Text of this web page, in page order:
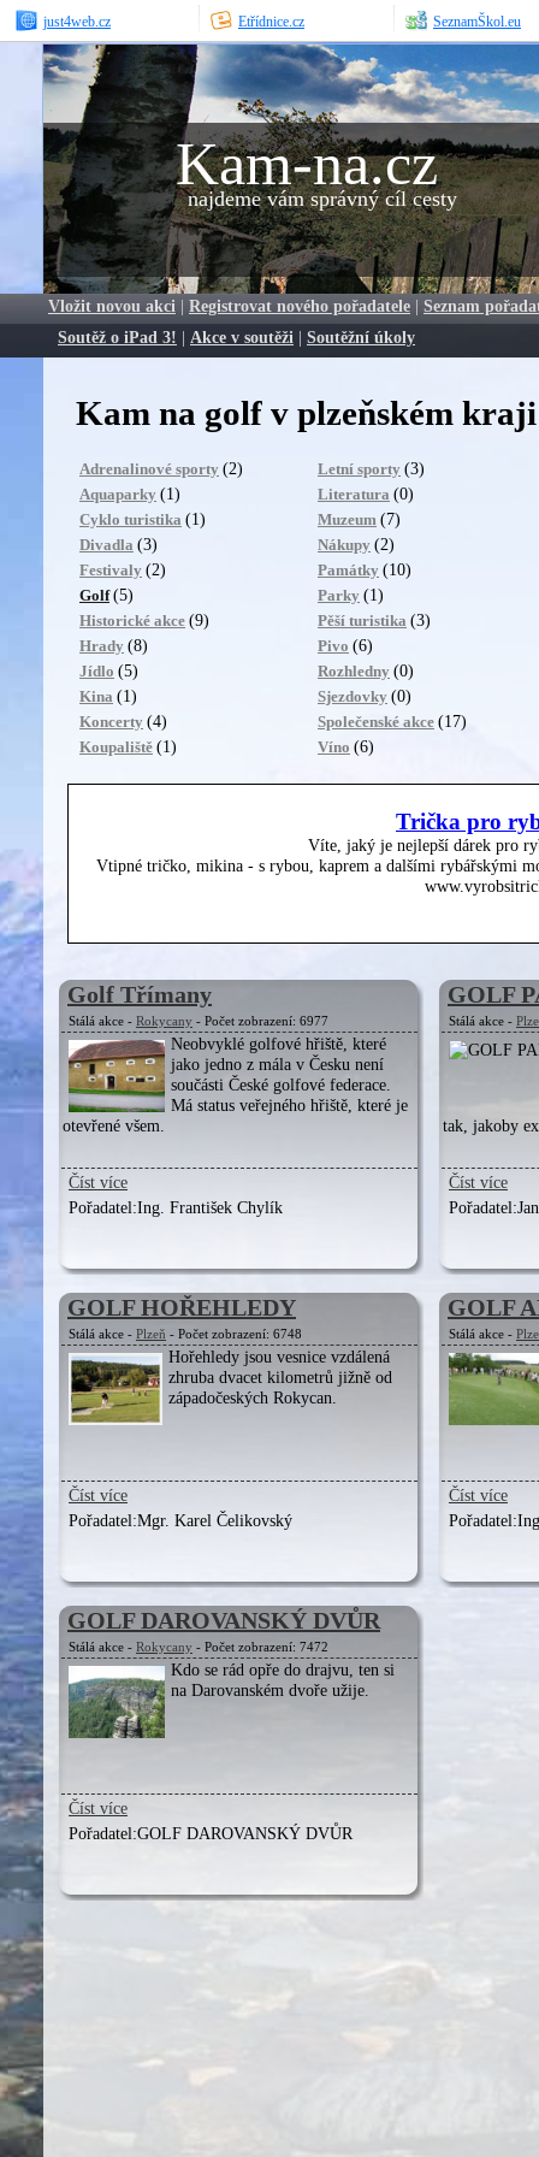
just4web.cz Etřídnice.cz SeznamŠkol.eu
Kam-na.cz
najdeme vám správný cíl cesty
Vložit novou akci | Registrovat nového pořadatele | Seznam
Soutěž o iPad 3! | Akce v soutěži | Soutěžní úkoly
Kam na golf v plzeňském kraji
Adrenalinové sporty (2)
Aquaparky (1)
Cyklo turistika (1)
Divadla (3)
Festivaly (2)
Golf (5)
Historické akce (9)
Hrady (8)
Jídlo (5)
Kina (1)
Koncerty (4)
Koupaliště (1)
Letní sporty (3)
Literatura (0)
Muzeum (7)
Nákupy (2)
Památky (10)
Parky (1)
Pěší turistika (3)
Pivo (6)
Rozhledny (0)
Sjezdovky (0)
Společenské akce (17)
Víno (6)
Trička pro
Víte, jaký je nejlepší dárek pro
Vtipné tričko, mikina - s rybou, kaprem a dalšími rybářskými
Golf Třímany
Stálá akce - Rokycany - Počet zobrazení: 6977
Neobvyklé golfové hřiště, které
jako jedno z mála v Česku není
součásti České golfové federace.
Má status veřejného hřiště, které je
otevřené všem.
Číst více
Pořadatel:Ing. František Chylík
GOLF
Stálá akce -
tak, jakoby
Číst více
Pořadatel:
GOLF HOŘEHLEDY
Stálá akce - Plzeň - Počet zobrazení: 6748
Hořehledy jsou vesnice vzdálená
zhruba dvacet kilometrů jižně od
západočeských Rokycan.
Číst více
Pořadatel:Mgr. Karel Čelikovský
GOLF
Stálá akce -
Číst více
Pořadatel:
GOLF DAROVANSKÝ DVŮR
Stálá akce - Rokycany - Počet zobrazení: 7472
Kdo se rád opře do drajvu, ten si
na Darovanském dvoře užije.
Číst více
Pořadatel:GOLF DAROVANSKÝ DVŮR